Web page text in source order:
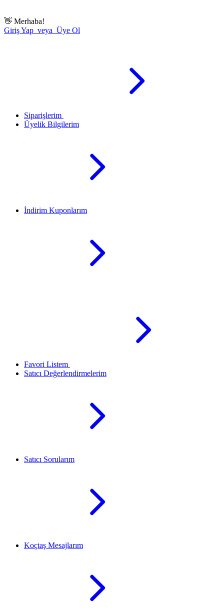
👋 Merhaba!
Giriş Yap veya Üye Ol
Siparişlerim
Üyelik Bilgilerim
İndirim Kuponlarım
Favori Listem
Satıcı Değerlendirmelerim
Satıcı Sorularım
Koçtaş Mesajlarım